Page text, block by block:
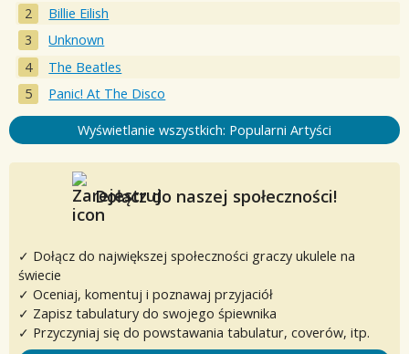
Billie Eilish
Unknown
The Beatles
Panic! At The Disco
Wyświetlanie wszystkich: Popularni Artyści
Dołącz do naszej społeczności!
✓ Dołącz do największej społeczności graczy ukulele na
świecie
✓ Oceniaj, komentuj i poznawaj przyjaciół
✓ Zapisz tabulatury do swojego śpiewnika
✓ Przyczyniaj się do powstawania tabulatur, coverów, itp.